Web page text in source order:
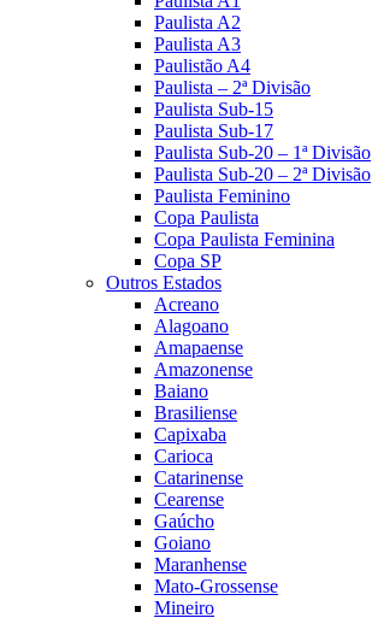
Paulista A2
Paulista A3
Paulistão A4
Paulista – 2ª Divisão
Paulista Sub-15
Paulista Sub-17
Paulista Sub-20 – 1ª Divisão
Paulista Sub-20 – 2ª Divisão
Paulista Feminino
Copa Paulista
Copa Paulista Feminina
Copa SP
Outros Estados
Acreano
Alagoano
Amapaense
Amazonense
Baiano
Brasiliense
Capixaba
Carioca
Catarinense
Cearense
Gaúcho
Goiano
Maranhense
Mato-Grossense
Mineiro